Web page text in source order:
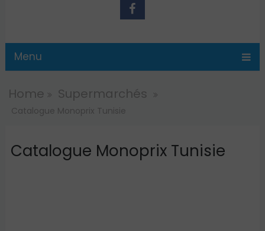
Menu
Home Supermarchés
Catalogue Monoprix Tunisie
Catalogue Monoprix Tunisie